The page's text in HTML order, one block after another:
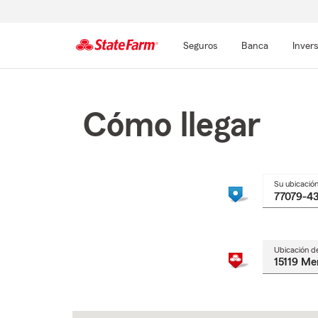
Seguros Banca
Cómo llegar
Su ubicación
Ubicación